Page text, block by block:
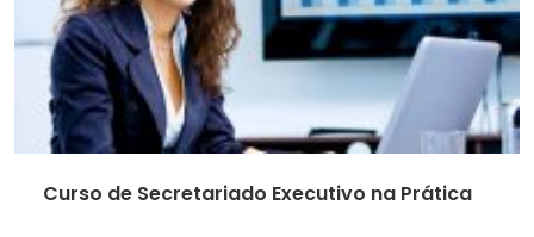
Curso de Secretariado Executivo na Prática